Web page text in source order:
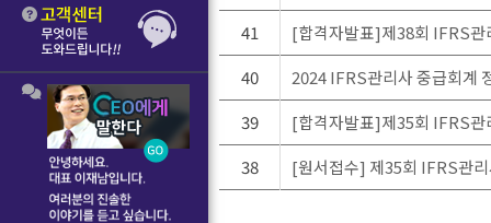
41
[합격자발표]제38회 IFRS관
40
2024 IFRS관리사 중급회계
39
[합격자발표]제35회 IFRS관
38
[원서접수] 제35회 IFRS관